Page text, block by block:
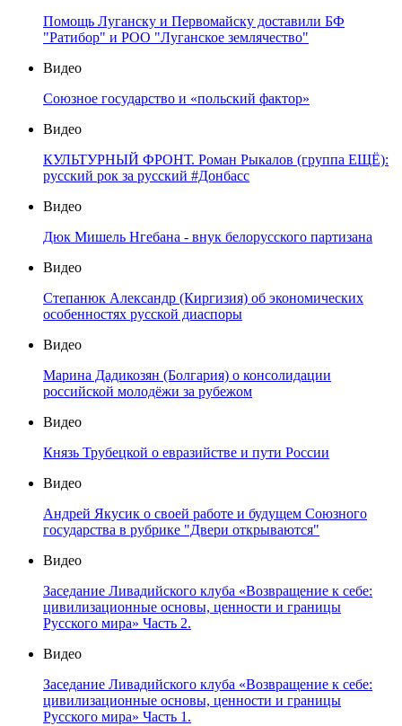
Помощь Луганску и Первомайску доставили БФ
"Ратибор" и РОО "Луганское землячество"
Видео
Союзное государство и «польский фактор»
Видео
КУЛЬТУРНЫЙ ФРОНТ. Роман Рыкалов (группа ЕЩЁ):
русский рок за русский #Донбасс
Видео
Дюк Мишель Нгебана - внук белорусского партизана
Видео
Степанюк Александр (Киргизия) об экономических
особенностях русской диаспоры
Видео
Марина Дадикозян (Болгария) о консолидации
российской молодёжи за рубежом
Видео
Князь Трубецкой о евразийстве и пути России
Видео
Андрей Якусик о своей работе и будущем Союзного
государства в рубрике "Двери открываются"
Видео
Заседание Ливадийского клуба «Возвращение к себе:
цивилизационные основы, ценности и границы
Русского мира» Часть 2.
Видео
Заседание Ливадийского клуба «Возвращение к себе:
цивилизационные основы, ценности и границы
Русского мира» Часть 1.